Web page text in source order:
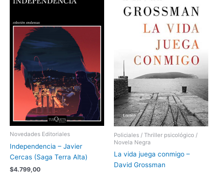
Novedades Editoriales
Independencia – Javier
Cercas (Saga Terra Alta)
$4.799,00
Policiales / Thriller psicológico /
Novela Negra
La vida juega conmigo –
David Grossman